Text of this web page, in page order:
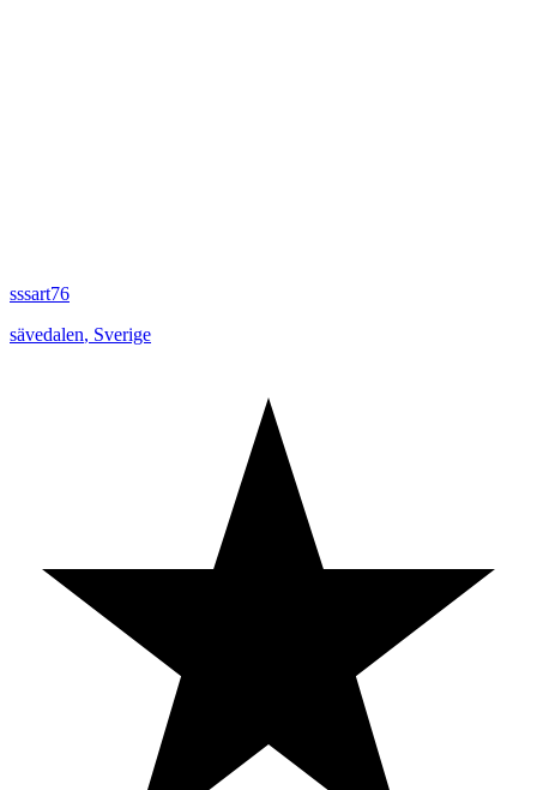
sssart76
sävedalen, Sverige